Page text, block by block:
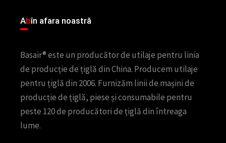
Abîn afara noastră
Basair® este un producător de utilaje pentru linia
de producție de țiglă din China. Producem utilaje
pentru țiglă din 2006. Furnizăm linii de mașini de
producție de țiglă, piese și consumabile pentru
peste 120 de producători de țiglă din întreaga
lume.